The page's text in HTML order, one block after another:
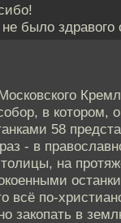
было
в котором,
58
- в
на
по-
закопать в